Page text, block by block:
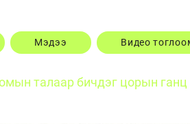
Мэдээ Видео
талаар бичдэг цорын